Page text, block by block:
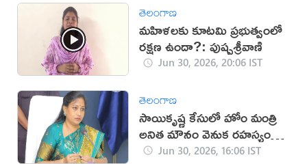
తెలంగాణ
మహిళలకు కూటమి ప్రభుత్వంలో
రక్షణ ఉందా?: పుష్పశ్రీవాణి
Jun 30, 2026, 20:06 IST
తెలంగాణ
సాయికృష్ణ కేసులో హోం మంత్రి
అనిత మౌనం వెనుక రహస్యం
ఏంటి?Jun 30, 2026, 16:06 IST